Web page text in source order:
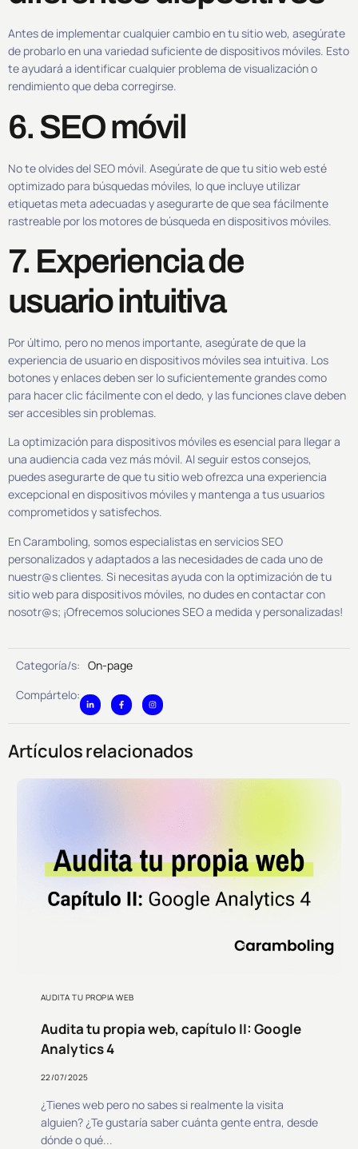
Antes de implementar cualquier cambio en tu sitio web, asegúrate
de probarlo en una variedad suficiente de dispositivos móviles. Esto
te ayudará a identificar cualquier problema de visualización o
rendimiento que deba corregirse.
6. SEO móvil
No te olvides del SEO móvil. Asegúrate de que tu sitio web esté
optimizado para búsquedas móviles, lo que incluye utilizar
etiquetas meta adecuadas y asegurarte de que sea fácilmente
rastreable por los motores de búsqueda en dispositivos móviles.
7. Experiencia de
usuario intuitiva
Por último, pero no menos importante, asegúrate de que la
experiencia de usuario en dispositivos móviles sea intuitiva. Los
botones y enlaces deben ser lo suficientemente grandes como
para hacer clic fácilmente con el dedo, y las funciones clave deben
ser accesibles sin problemas.
La optimización para dispositivos móviles es esencial para llegar a
una audiencia cada vez más móvil. Al seguir estos consejos,
puedes asegurarte de que tu sitio web ofrezca una experiencia
excepcional en dispositivos móviles y mantenga a tus usuarios
comprometidos y satisfechos.
En Caramboling, somos especialistas en servicios SEO
personalizados y adaptados a las necesidades de cada uno de
nuestr@s clientes. Si necesitas ayuda con la optimización de tu
sitio web para dispositivos móviles, no dudes en contactar con
nosotr@s; ¡Ofrecemos soluciones SEO a medida y personalizadas!
Categoría/s: On-page
Compártelo:
Artículos relacionados
AUDITA TU PROPIA WEB
Audita tu propia web, capítulo II: Google
Analytics 4
22/07/2025
¿Tienes web pero no sabes si realmente la visita
alguien? ¿Te gustaría saber cuánta gente entra, desde
dónde o qué...